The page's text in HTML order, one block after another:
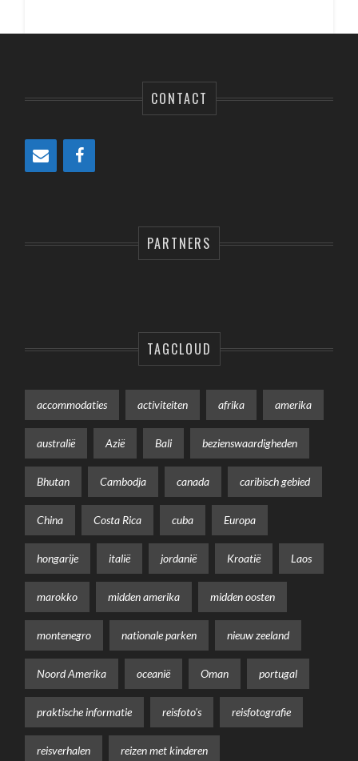
CONTACT
PARTNERS
TAGCLOUD
accommodaties activiteiten afrika amerika
australië Azië Bali bezienswaardigheden
Bhutan Cambodja canada caribisch gebied
China Costa Rica cuba Europa
hongarije italië jordanië Kroatië Laos
marokko midden amerika midden oosten
montenegro nationale parken nieuw zeeland
Noord Amerika oceanië Oman portugal
praktische informatie reisfoto's reisfotografie
reisverhalen reizen met kinderen